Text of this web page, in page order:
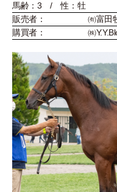
馬齢：3 / 性：牡
販売者：
㈲富田
購買者：
㈱